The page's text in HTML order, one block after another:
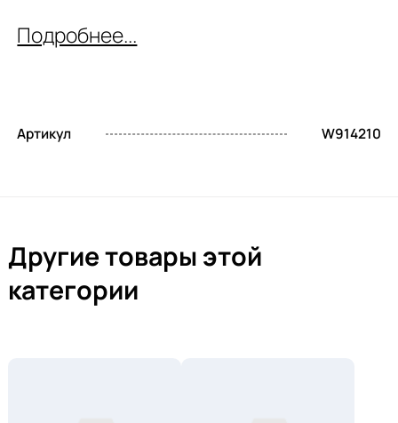
Подробнее...
Артикул W914210
Другие товары этой
категории